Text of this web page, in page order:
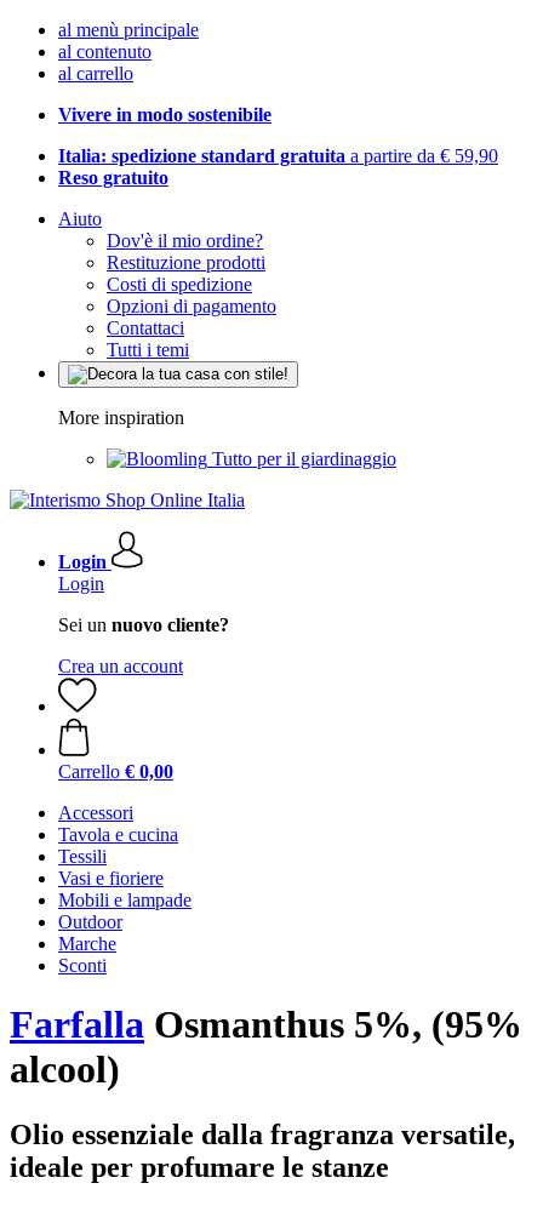
al menù principale
al contenuto
al carrello
Vivere in modo sostenibile
Italia: spedizione standard gratuita a partire da € 59,90
Reso gratuito
Aiuto
Dov'è il mio ordine?
Restituzione prodotti
Costi di spedizione
Opzioni di pagamento
Contattaci
Tutti i temi
More inspiration
Tutto per il giardinaggio
Login
Login
Sei un nuovo cliente?
Crea un account
Carrello € 0,00
Accessori
Tavola e cucina
Tessili
Vasi e fioriere
Mobili e lampade
Outdoor
Marche
Sconti
Farfalla Osmanthus 5%, (95%
alcool)
Olio essenziale dalla fragranza versatile,
ideale per profumare le stanze